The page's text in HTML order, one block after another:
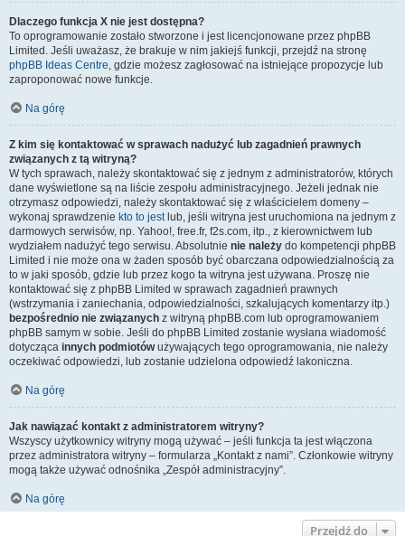
Dlaczego funkcja X nie jest dostępna?
To oprogramowanie zostało stworzone i jest licencjonowane przez phpBB
Limited. Jeśli uważasz, że brakuje w nim jakiejś funkcji, przejdź na stronę
phpBB Ideas Centre, gdzie możesz zagłosować na istniejące propozycje lub
zaproponować nowe funkcje.
Na górę
Z kim się kontaktować w sprawach nadużyć lub zagadnień prawnych
związanych z tą witryną?
W tych sprawach, należy skontaktować się z jednym z administratorów, których
dane wyświetlone są na liście zespołu administracyjnego. Jeżeli jednak nie
otrzymasz odpowiedzi, należy skontaktować się z właścicielem domeny –
wykonaj sprawdzenie kto to jestlub, jeśli witryna jest uruchomiona na jednym z
darmowych serwisów, np. Yahoo!, free.fr, f2s.com, itp., z kierownictwem lub
wydziałem nadużyć tego serwisu. Absolutnie nie należy do kompetencji phpBB
Limited i nie może ona w żaden sposób być obarczana odpowiedzialnością za
to w jaki sposób, gdzie lub przez kogo ta witryna jest używana. Proszę nie
kontaktować się z phpBB Limited w sprawach zagadnień prawnych
(wstrzymania i zaniechania, odpowiedzialności, szkalujących komentarzy itp.)
bezpośrednio nie związanych z witryną phpBB.com lub oprogramowaniem
phpBB samym w sobie. Jeśli do phpBB Limited zostanie wysłana wiadomość
dotycząca innych podmiotówużywających tego oprogramowania, nie należy
oczekiwać odpowiedzi, lub zostanie udzielona odpowiedź lakoniczna.
Na górę
Jak nawiązać kontakt z administratorem witryny?
Wszyscy użytkownicy witryny mogą używać – jeśli funkcja ta jest włączona
przez administratora witryny – formularza „Kontakt z nami”. Członkowie witryny
mogą także używać odnośnika „Zespół administracyjny”.
Na górę
Przejdź do